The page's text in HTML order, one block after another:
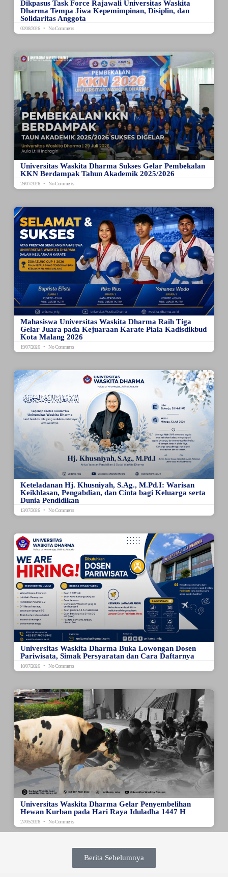
Dikpasus Task Force Rajawali Universitas Waskita
Dharma Tempa Jiwa Kepemimpinan, Disiplin, dan
Solidaritas Anggota
02/08/2026 No Comments
Universitas Waskita Dharma Sukses Gelar Pembekalan
KKN Berdampak Tahun Akademik 2025/2026
29/07/2026 No Comments
Mahasiswa Universitas Waskita Dharma Raih Tiga
Gelar Juara pada Kejuaraan Karate Piala Kadisdikbud
Kota Malang 2026
19/07/2026 No Comments
Keteladanan Hj. Khusniyah, S.Ag., M.Pd.I: Warisan
Keikhlasan, Pengabdian, dan Cinta bagi Keluarga serta
Dunia Pendidikan
13/07/2026 No Comments
Universitas Waskita Dharma Buka Lowongan Dosen
Pariwisata, Simak Persyaratan dan Cara Daftarnya
10/07/2026 No Comments
Universitas Waskita Dharma Gelar Penyembelihan
Hewan Kurban pada Hari Raya Iduladha 1447 H
27/05/2026 No Comments
Berita Sebelumnya